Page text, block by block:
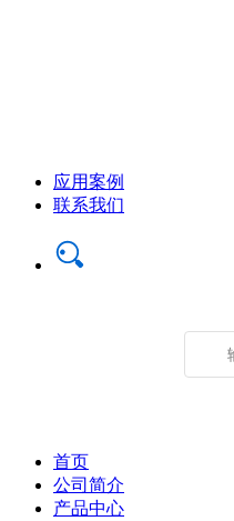
应用案例
联系我们
首页
公司简介
产品中心